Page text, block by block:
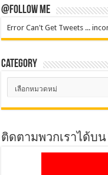
@Follow Me
Error Can't Get Tweets ...
Category
Category
ติดตามพวกเราได้บน